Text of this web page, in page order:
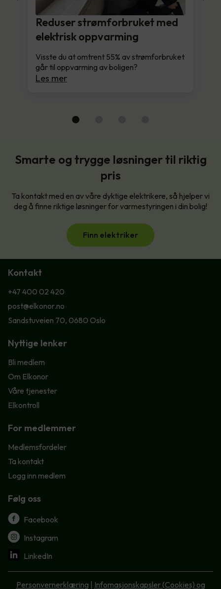
Reduser strømforbruket med
elektrisk oppvarming
Visste du at omtrent 55% av strømforbruket
går til oppvarming av boligen?
Les mer
Smarte og trygge løsninger til riktig
pris
Ta kontakt med en av våre dyktige elektrikere, så hjelper vi
deg å finne riktige løsninger for varmestyringen i din bolig!
Finn elektriker
Kontakt
+47 400 02 420
post@elkonor.no
Sandstuveien 70, 0680 Oslo
Nyttige lenker
Bli medlem
Om Elkonor
Våre tjenester
Elkontroll
For medlemmer
Medlemsfordeler
Ta kontakt
Logg inn medlem
Følg oss
Facebook
Instagram
LinkedIn
Personvernerklæring | Infomasjonskapsler (Cookies) og